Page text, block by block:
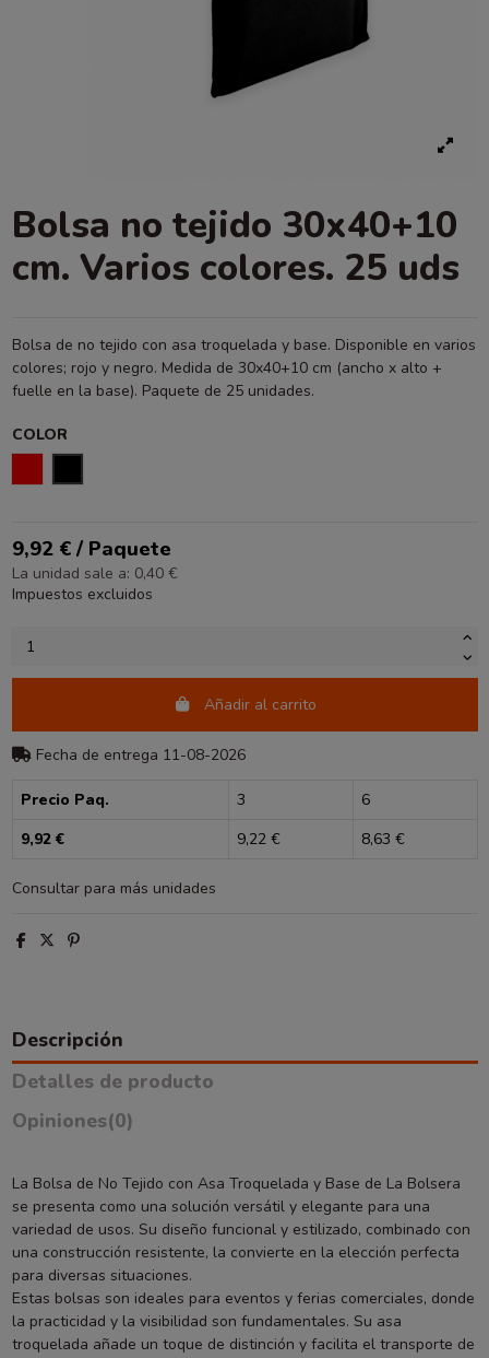
Bolsa no tejido 30x40+10
cm. Varios colores. 25 uds
Bolsa de no tejido con asa troquelada y base. Disponible en varios
colores; rojo y negro. Medida de 30x40+10 cm (ancho x alto +
fuelle en la base). Paquete de 25 unidades.
COLOR
9,92 € / Paquete
La unidad sale a: 0,40 €
Impuestos excluidos
Añadir al carrito
Fecha de entrega 11-08-2026
Precio Paq. 3
6
9,92 €
9,22 € 8,63 €
Consultar para más unidades
Descripción
Detalles de producto
Opiniones(0)
La Bolsa de No Tejido con Asa Troquelada y Base de La Bolsera
se presenta como una solución versátil y elegante para una
variedad de usos. Su diseño funcional y estilizado, combinado con
una construcción resistente, la convierte en la elección perfecta
para diversas situaciones.
Estas bolsas son ideales para eventos y ferias comerciales, donde
la practicidad y la visibilidad son fundamentales. Su asa
troquelada añade un toque de distinción y facilita el transporte de